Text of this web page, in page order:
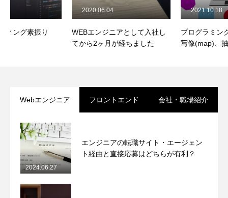
WEBエンジニアとして入社し
てから2ヶ月が経ちました
2020.06.04
プログラミング要素の言語化:
写像(map)、抽出(filter)
2021.10.18
Webエンジニア フロントエンド 会社・職場紹介
エンジニアの転職サイト・エージェン
ト経由と直接応募はどちらが有利？
2024.06.27